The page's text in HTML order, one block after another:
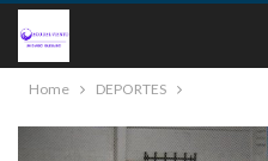
Home DEPORTES